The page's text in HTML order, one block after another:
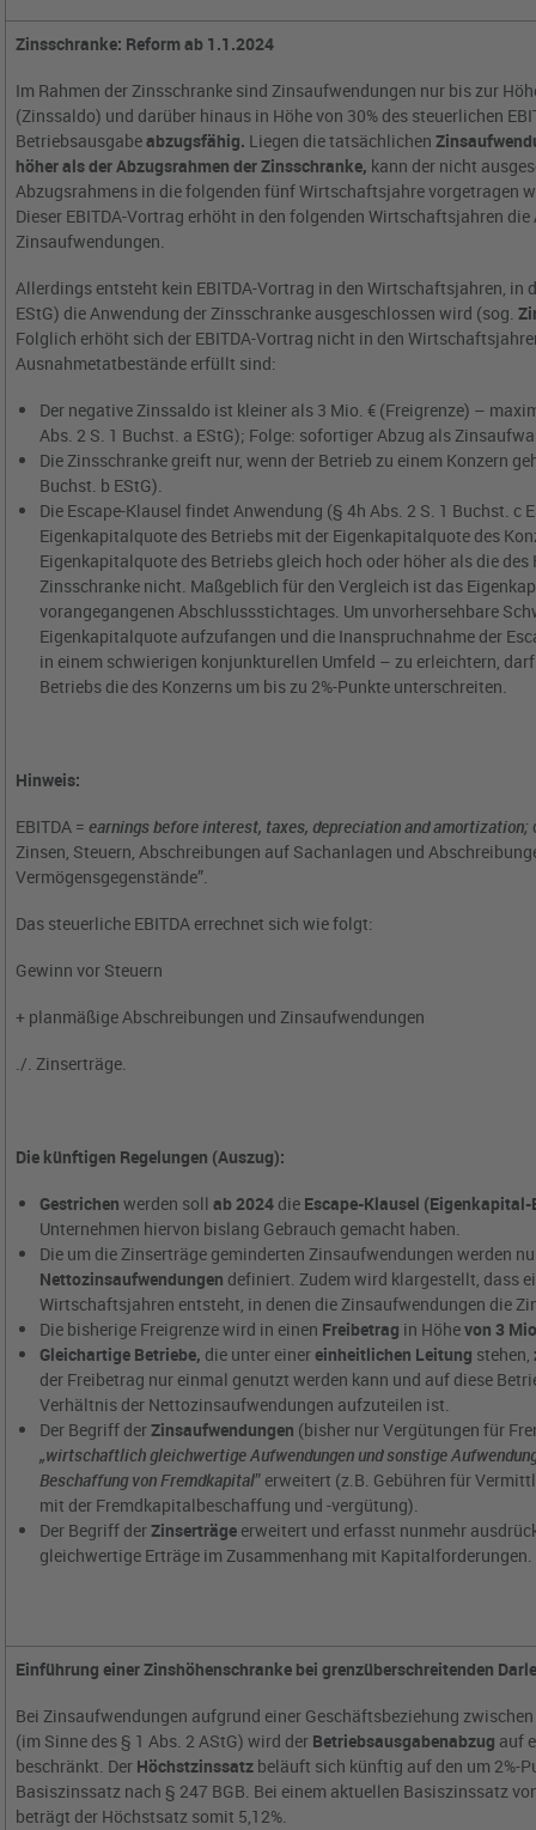
Zinsschranke: Reform ab 1.1.2024
Im Rahmen der Zinsschranke sind Zinsaufwendungen nur bis zur
(Zinssaldo) und darüber hinaus in Höhe von 30% des steuerlichen
Betriebsausgabeabzugsfähig. Liegen die tatsächlichen
höher als der Abzugsrahmen der Zinsschranke, kann der nicht
Abzugsrahmens in die folgenden fünf Wirtschaftsjahre vorgetragen
Dieser EBITDA-Vortrag erhöht in den folgenden Wirtschaftsjahren
Zinsaufwendungen.
Allerdings entsteht kein EBITDA-Vortrag in den Wirtschaftsjahren, in
EStG) die Anwendung der Zinsschranke ausgeschlossen wird (sog.
Folglich erhöht sich der EBITDA-Vortrag nicht in den
Ausnahmetatbestände erfüllt sind:
Der negative Zinssaldo ist kleiner als 3 Mio. € (Freigrenze) –
Abs. 2 S. 1 Buchst. a EStG); Folge: sofortiger Abzug als
Die Zinsschranke greift nur, wenn der Betrieb zu einem Konzern
Buchst. b EStG).
Die Escape-Klausel findet Anwendung (§ 4h Abs. 2 S. 1 Buchst. c
Eigenkapitalquote des Betriebs mit der Eigenkapitalquote des
Eigenkapitalquote des Betriebs gleich hoch oder höher als die
Zinsschranke nicht. Maßgeblich für den Vergleich ist das
vorangegangenen Abschlussstichtages. Um unvorhersehbare
Eigenkapitalquote aufzufangen und die Inanspruchnahme der
in einem schwierigen konjunkturellen Umfeld – zu erleichtern,
Betriebs die des Konzerns um bis zu 2%-Punkte unterschreiten.
Hinweis:
EBITDA =earnings before interest, taxes, depreciation and amortization;
Zinsen, Steuern, Abschreibungen auf Sachanlagen und
Vermögensgegenstände”.
Das steuerliche EBITDA errechnet sich wie folgt:
Gewinn vor Steuern
+ planmäßige Abschreibungen und Zinsaufwendungen
./. Zinserträge.
Die künftigen Regelungen (Auszug):
Gestrichen werden sollab 2024 die Escape-Klausel (Eigenkapital-
Unternehmen hiervon bislang Gebrauch gemacht haben.
Die um die Zinserträge geminderten Zinsaufwendungen werden
Nettozinsaufwendungen definiert. Zudem wird klargestellt, dass
Wirtschaftsjahren entsteht, in denen die Zinsaufwendungen die
Die bisherige Freigrenze wird in einen Freibetrag in Höhevon 3
Gleichartige Betriebe, die unter einereinheitlichen Leitung stehen,
der Freibetrag nur einmal genutzt werden kann und auf diese
Verhältnis der Nettozinsaufwendungen aufzuteilen ist.
Der Begriff derZinsaufwendungen (bisher nur Vergütungen für
„wirtschaftlich gleichwertige Aufwendungen und sonstige
Beschaffung von Fremdkapital” erweitert (z.B. Gebühren für
mit der Fremdkapitalbeschaffung und -vergütung).
Der Begriff derZinserträge erweitert und erfasst nunmehr
gleichwertige Erträge im Zusammenhang mit Kapitalforderungen.
Einführung einer Zinshöhenschranke bei grenzüberschreitenden
Bei Zinsaufwendungen aufgrund einer Geschäftsbeziehung
(im Sinne des § 1 Abs. 2 AStG) wird der Betriebsausgabenabzug auf
beschränkt. Der Höchstzinssatz beläuft sich künftig auf den um 2%-
Basiszinssatz nach § 247 BGB. Bei einem aktuellen Basiszinssatz
beträgt der Höchstsatz somit 5,12%.